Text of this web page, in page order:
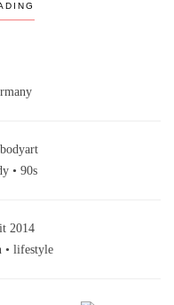
• 90s
2014
• lifestyle